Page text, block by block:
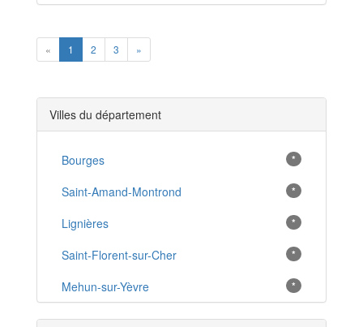
« Previous
1 2 3 »
Villes du département
Bourges *
Saint-Amand-Montrond *
Lignières *
Saint-Florent-sur-Cher *
Mehun-sur-Yèvre *
Châteaumeillant *